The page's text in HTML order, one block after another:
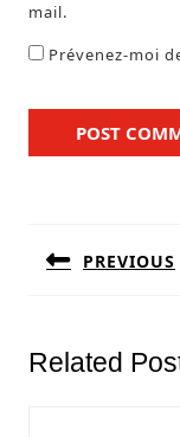
mail.
Prévenez-moi
PREVIOUS
Related